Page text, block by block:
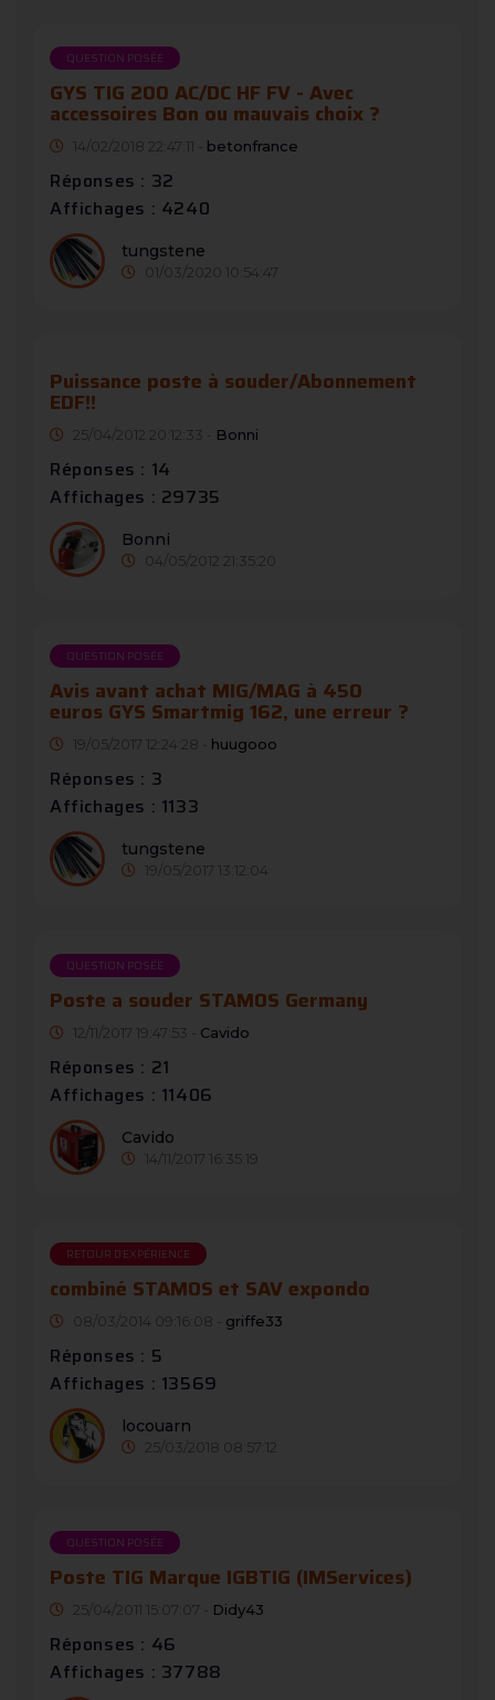
QUESTION POSÉE
GYS TIG 200 AC/DC HF FV - Avec
accessoires Bon ou mauvais choix ?
14/02/2018 22:47:11 - betonfrance
Réponses : 32
Affichages : 4240
tungstene
01/03/2020 10:54:47
Puissance poste à souder/Abonnement
EDF!!
25/04/2012 20:12:33 - Bonni
Réponses : 14
Affichages : 29735
Bonni
04/05/2012 21:35:20
QUESTION POSÉE
Avis avant achat MIG/MAG à 450
euros GYS Smartmig 162, une erreur ?
19/05/2017 12:24:28 - huugooo
Réponses : 3
Affichages : 1133
tungstene
19/05/2017 13:12:04
QUESTION POSÉE
Poste a souder STAMOS Germany
12/11/2017 19:47:53 - Cavido
Réponses : 21
Affichages : 11406
Cavido
14/11/2017 16:35:19
RETOUR D'EXPÉRIENCE
combiné STAMOS et SAV expondo
08/03/2014 09:16:08 - griffe33
Réponses : 5
Affichages : 13569
locouarn
25/03/2018 08:57:12
QUESTION POSÉE
Poste TIG Marque IGBTIG (IMServices)
25/04/2011 15:07:07 - Didy43
Réponses : 46
Affichages : 37788